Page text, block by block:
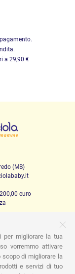
a 29,90 €
(MB)
euro
Pappa
Nanna
Gioco
Gift card
per migliorare la tua
vorremmo attivare
di migliorare la
e servizi di tuo